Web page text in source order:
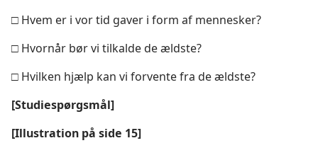
□ Hvem er i vor tid gaver i form af mennesker?
□ Hvornår bør vi tilkalde de ældste?
□ Hvilken hjælp kan vi forvente fra de ældste?
[Studiespørgsmål]
[Illustration på side 15]